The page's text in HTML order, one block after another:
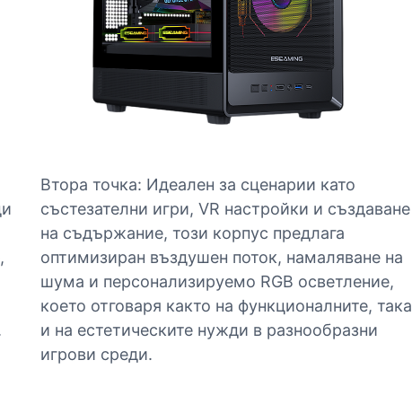
Втора точка: Идеален за сценарии като
състезателни игри, VR настройки и създаване
на съдържание, този корпус предлага
оптимизиран въздушен поток, намаляване на
шума и персонализируемо RGB осветление,
което отговаря както на функционалните, така
и на естетическите нужди в разнообразни
игрови среди.